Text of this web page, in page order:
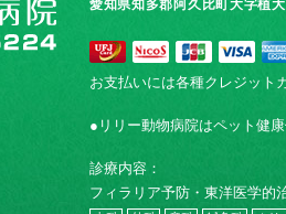
愛知県知多郡阿久比町大字植
お支払いには各種クレジット
●リリー動物病院はペット健
診療内容：
フィラリア予防・東洋医学的